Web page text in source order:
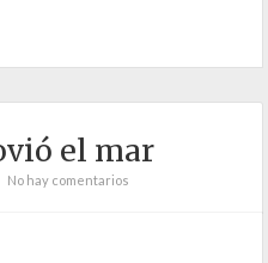
el mar
No hay comentarios